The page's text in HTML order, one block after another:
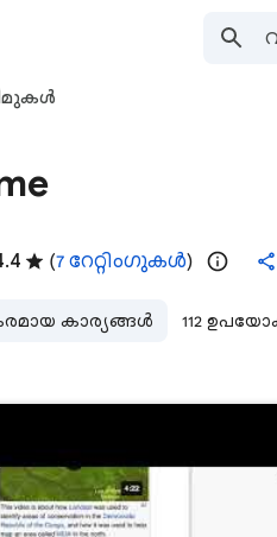
(7 റേറ്റിംഗുകൾ)
കാര്യങ്ങൾ 112